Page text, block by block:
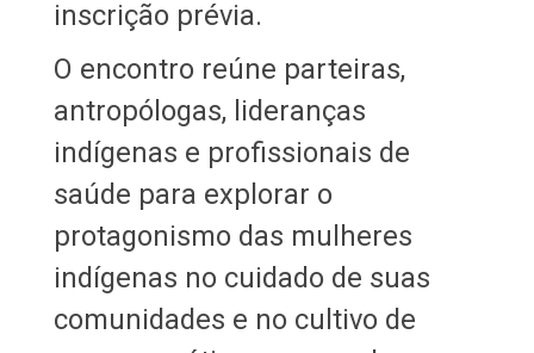
inscrição prévia.
O encontro reúne parteiras,
antropólogas, lideranças
indígenas e profissionais de
saúde para explorar o
protagonismo das mulheres
indígenas no cuidado de suas
comunidades e no cultivo de